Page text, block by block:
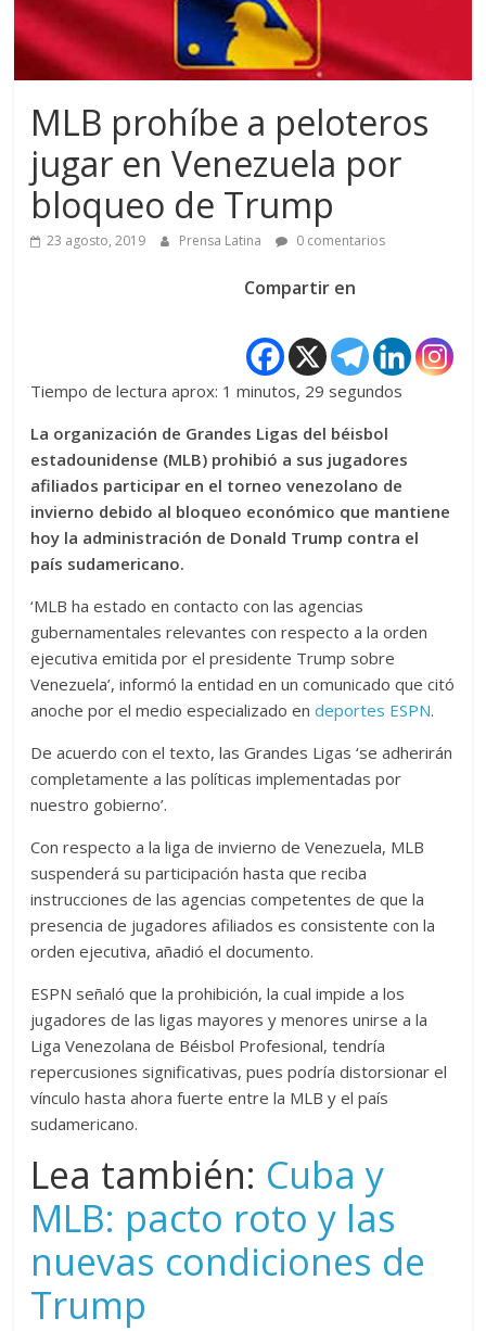
MLB prohíbe a peloteros
jugar en Venezuela por
bloqueo de Trump
23 agosto, 2019 Prensa Latina 0 comentarios
Compartir en
Tiempo de lectura aprox: 1 minutos, 29 segundos
La organización de Grandes Ligas del béisbol
estadounidense (MLB) prohibió a sus jugadores
afiliados participar en el torneo venezolano de
invierno debido al bloqueo económico que mantiene
hoy la administración de Donald Trump contra el
país sudamericano.
‘MLB ha estado en contacto con las agencias
gubernamentales relevantes con respecto a la orden
ejecutiva emitida por el presidente Trump sobre
Venezuela’, informó la entidad en un comunicado que citó
anoche por el medio especializado endeportes ESPN.
De acuerdo con el texto, las Grandes Ligas ‘se adherirán
completamente a las políticas implementadas por
nuestro gobierno’.
Con respecto a la liga de invierno de Venezuela, MLB
suspenderá su participación hasta que reciba
instrucciones de las agencias competentes de que la
presencia de jugadores afiliados es consistente con la
orden ejecutiva, añadió el documento.
ESPN señaló que la prohibición, la cual impide a los
jugadores de las ligas mayores y menores unirse a la
Liga Venezolana de Béisbol Profesional, tendría
repercusiones significativas, pues podría distorsionar el
vínculo hasta ahora fuerte entre la MLB y el país
sudamericano.
Lea también: Cuba y
MLB: pacto roto y las
nuevas condiciones de
Trump